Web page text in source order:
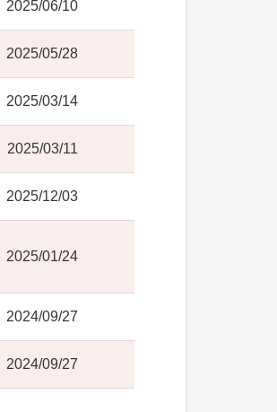
2025/06/10
2025/05/28
2025/03/14
2025/03/11
2025/12/03
2025/01/24
2024/09/27
2024/09/27